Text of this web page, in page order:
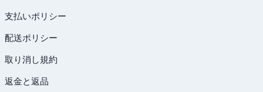
支払いポリシー
配送ポリシー
取り消し規約
返金と返品